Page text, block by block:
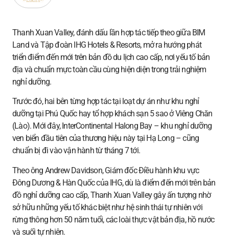
Thanh Xuan Valley, đánh dấu lần hợp tác tiếp theo giữa BIM
Land và Tập đoàn IHG Hotels & Resorts, mở ra hướng phát
triển điểm đến mới trên bản đồ du lịch cao cấp, nơi yếu tố bản
địa và chuẩn mực toàn cầu cùng hiện diện trong trải nghiệm
nghỉ dưỡng.
Trước đó, hai bên từng hợp tác tại loạt dự án như khu nghỉ
dưỡng tại Phú Quốc hay tổ hợp khách sạn 5 sao ở Viêng Chăn
(Lào). Mới đây, InterContinental Halong Bay – khu nghỉ dưỡng
ven biển đầu tiên của thương hiệu này tại Hạ Long – cũng
chuẩn bị đi vào vận hành từ tháng 7 tới.
Theo ông Andrew Davidson, Giám đốc Điều hành khu vực
Đông Dương & Hàn Quốc của IHG, dù là điểm đến mới trên bản
đồ nghỉ dưỡng cao cấp, Thanh Xuan Valley gây ấn tượng nhờ
sở hữu những yếu tố khác biệt như hệ sinh thái tự nhiên với
rừng thông hơn 50 năm tuổi, các loài thực vật bản địa, hồ nước
và suối tự nhiên.